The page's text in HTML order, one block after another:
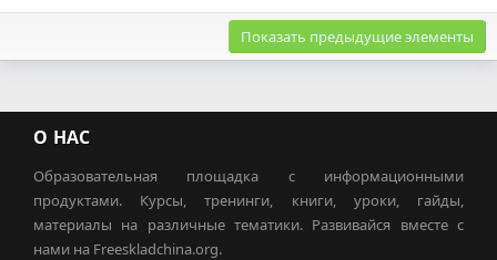
Показать предыдущие элементы
О НАС
Образовательная площадка с информационными
продуктами. Курсы, тренинги, книги, уроки, гайды,
материалы на различные тематики. Развивайся вместе с
нами на Freeskladchina.org.